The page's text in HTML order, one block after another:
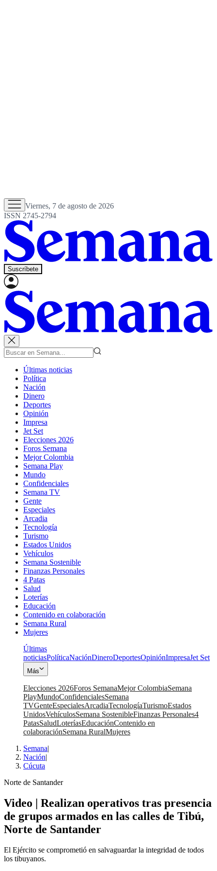
Viernes, 7 de agosto de 2026
ISSN 2745-2794
Suscríbete
Últimas noticias
Política
Nación
Dinero
Deportes
Opinión
Impresa
Jet Set
Elecciones 2026
Foros Semana
Mejor Colombia
Semana Play
Mundo
Confidenciales
Semana TV
Gente
Especiales
Arcadia
Tecnología
Turismo
Estados Unidos
Vehículos
Semana Sostenible
Finanzas Personales
4 Patas
Salud
Loterías
Educación
Contenido en colaboración
Semana Rural
Mujeres
Últimas
noticiasPolíticaNaciónDineroDeportesOpiniónImpresaJet Set
Más
Elecciones 2026Foros SemanaMejor ColombiaSemana
PlayMundoConfidencialesSemana
TVGenteEspecialesArcadiaTecnologíaTurismoEstados
UnidosVehículosSemana SostenibleFinanzas Personales4
PatasSaludLoteríasEducaciónContenido en
colaboraciónSemana RuralMujeres
Semana|
Nación|
Cúcuta
Norte de Santander
Video | Realizan operativos tras presencia
de grupos armados en las calles de Tibú,
Norte de Santander
El Ejército se comprometió en salvaguardar la integridad de todos
los tibuyanos.